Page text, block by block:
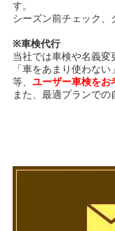
す。
シーズン前チェック、
※車検代行
当社では車検や名義変
「車をあまり使わな
等、 ユーザー車検をお
また、最適プランでの